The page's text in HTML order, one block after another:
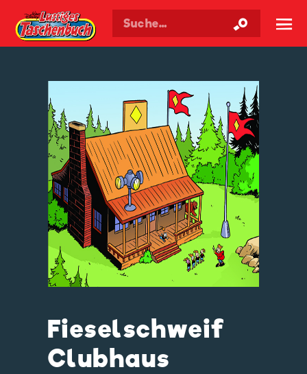
Walt Disneys Taschenbuch ☰
Fieselschweif
Clubhaus